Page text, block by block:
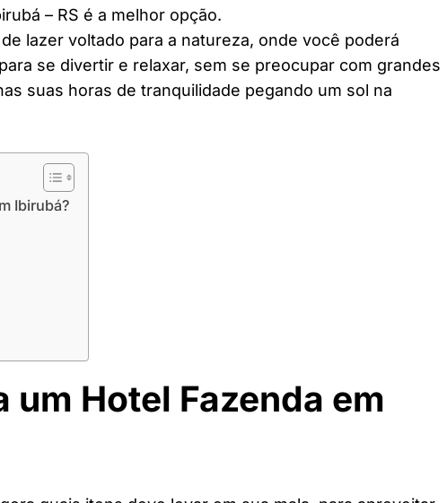
– RS é a melhor opção.
lazer voltado para a natureza, onde você poderá
se divertir e relaxar, sem se preocupar com grandes
suas horas de tranquilidade pegando um sol na
Ibirubá?
um Hotel Fazenda em